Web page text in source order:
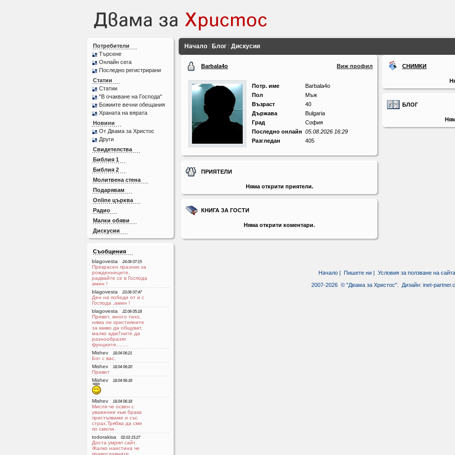
Потребители
Търсене
Онлайн сега
Последно регистрирани
Статии
Статии
"В очакване на Господа"
Божиите вечни обещания
Храната на вярата
Новини
От Двама за Христос
Други
Свидетелства
Библия 1
Библия 2
Молитвена стена
Подарявам
Online църква
Радио
Малки обяви
Дискусии
Съобщения
blagovesta 24.06 07:15
Прекрасен празник за
рожденниците,
радвайте се в Господа
aмин !
blagovesta
23.06 07:47
Ден на победи от и с
Господа ,амин !
blagovesta
22.06 05:18
Привет, много тихо,
няма ли християните
за какво да общуват,
малко адм7ните да
разнообразят
фунциите........
Mishev
18.04 06:21
Бог с вас.
Mishev
18.04 06:20
Привет
Mishev
18.04 06:18
Mishev 18.04 06:18
Мисля че освен с
уважение към брака
пристъпваме и със
страх.Трябва да сме
по смели.
todorakisa
02.03 15:27
Доста умрял сайт.
Жалко наистина че
православните
Начало Блог Дискусии
Barbala4o Виж профил
Потр. име
Barbala4o
Пол
Мъж
Възраст
40
Държава
Bulgaria
Град
София
Последно онлайн 05.08.2026 16:29
Разгледан
405
ПРИЯТЕЛИ
Няма открити приятели.
КНИГА ЗА ГОСТИ
Няма открити коментари.
СНИМКИ
БЛОГ
Начало | Пишете ни | Условия за ползване на сайта
2007-2026 © "Двама за Христос". Дизайн: inet-